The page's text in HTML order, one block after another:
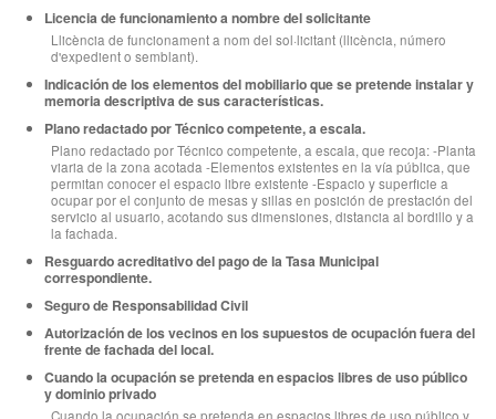
Licencia de funcionamiento a nombre del solicitante
Llicència de funcionament a nom del sol·licitant (llicència, número
d'expedient o semblant).
Indicación de los elementos del mobiliario que se pretende instalar y
memoria descriptiva de sus características.
Plano redactado por Técnico competente, a escala.
Plano redactado por Técnico competente, a escala, que recoja: -Planta
viaria de la zona acotada -Elementos existentes en la vía pública, que
permitan conocer el espacio libre existente -Espacio y superficie a
ocupar por el conjunto de mesas y sillas en posición de prestación del
servicio al usuario, acotando sus dimensiones, distancia al bordillo y a
la fachada.
Resguardo acreditativo del pago de la Tasa Municipal
correspondiente.
Seguro de Responsabilidad Civil
Autorización de los vecinos en los supuestos de ocupación fuera del
frente de fachada del local.
Cuando la ocupación se pretenda en espacios libres de uso público
y dominio privado
Cuando la ocupación se pretenda en espacios libres de uso público y